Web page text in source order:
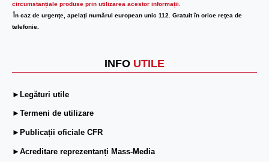
circumstanțiale produse prin utilizarea acestor informații.
În caz de urgenţe, apelaţi numărul european unic 112. Gratuit în orice reţea de
telefonie.
INFO UTILE
►Legături utile
►Termeni de utilizare
►Publicații oficiale CFR
►Acreditare reprezentanți Mass-Media